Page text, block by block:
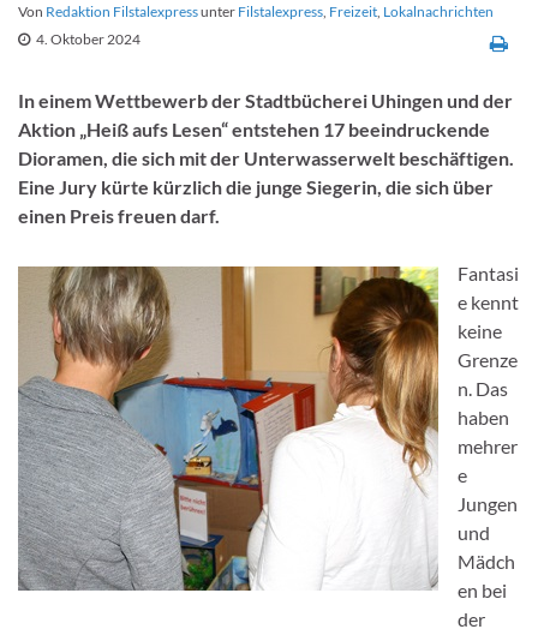
Von Redaktion Filstalexpressunter Filstalexpress, Freizeit, Lokalnachrichten
4. Oktober 2024
In einem Wettbewerb der Stadtbücherei Uhingen und der
Aktion „Heiß aufs Lesen“ entstehen 17 beeindruckende
Dioramen, die sich mit der Unterwasserwelt beschäftigen.
Eine Jury kürte kürzlich die junge Siegerin, die sich über
einen Preis freuen darf.
Fantasi
e kennt
keine
Grenze
n. Das
haben
mehrer
e
Jungen
und
Mädch
en bei
der